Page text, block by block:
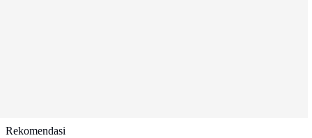
Rekomendasi